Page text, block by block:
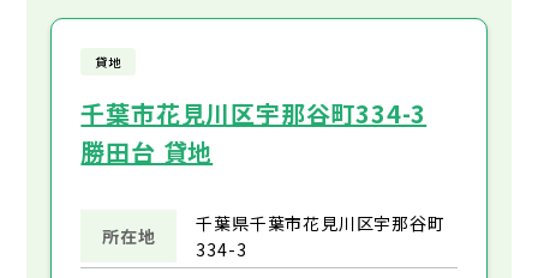
貸地
千葉市花見川区宇那谷町334-3
勝田台 貸地
所在地
千葉県千葉市花見川区宇那谷町
334-3